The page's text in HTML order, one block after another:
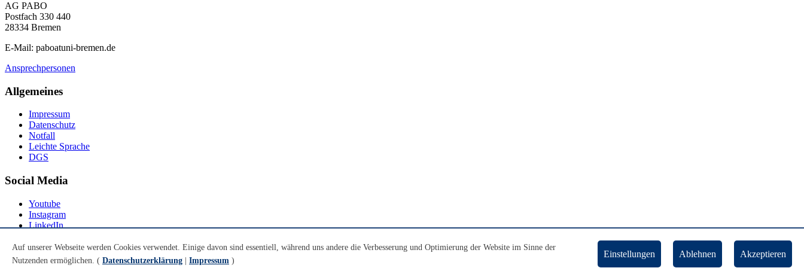
AG PABO
Postfach 330 440
28334 Bremen
E-Mail: paboatuni-bremen.de
Ansprechpersonen
Allgemeines
Impressum
Datenschutz
Notfall
Leichte Sprache
DGS
Social Media
Youtube
Instagram
LinkedIn
© Universität Bremen 2026
Auf unserer Webseite werden Cookies verwendet. Einige davon sind essentiell, während uns andere die Verbesserung und Optimierung der Website im Sinne der
Nutzenden ermöglichen. ( Datenschutzerklärung | Impressum )
Einstellungen Ablehnen Akzeptieren